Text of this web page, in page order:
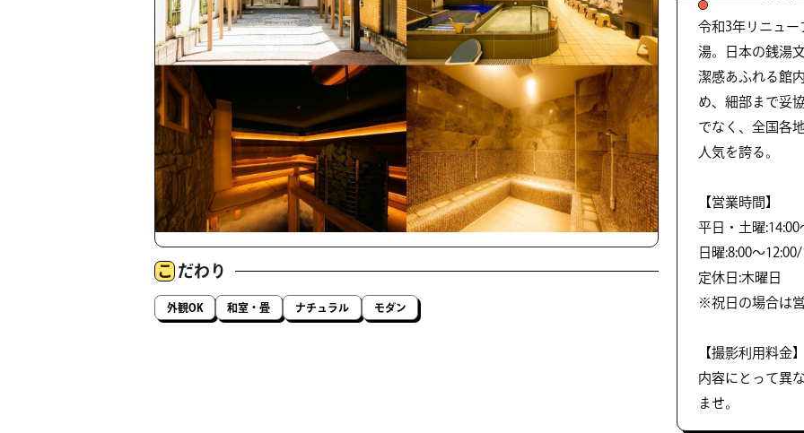
こ だわり
外観OK 和室・畳 ナチュラル モダン
令和3年リニュー
湯。日本の銭湯
潔感あふれる館
め、細部まで妥
でなく、全国各
人気を誇る。
【営業時間】
平日・土曜:14:00
日曜:8:00～
定休日:木曜日
※祝日の場合は
【撮影利用料金
内容にとって異
ませ。